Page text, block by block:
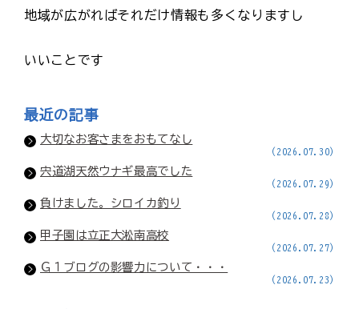
地域が広がればそれだけ情報も多くなりますし
いいことです
最近の記事
大切なお客さまをおもてなし
(2026.07.30)
宍道湖天然ウナギ最高でした
(2026.07.29)
負けました。シロイカ釣り
(2026.07.28)
甲子園は立正大淞南高校
(2026.07.27)
Ｇ１ブログの影響力について・・・
(2026.07.23)